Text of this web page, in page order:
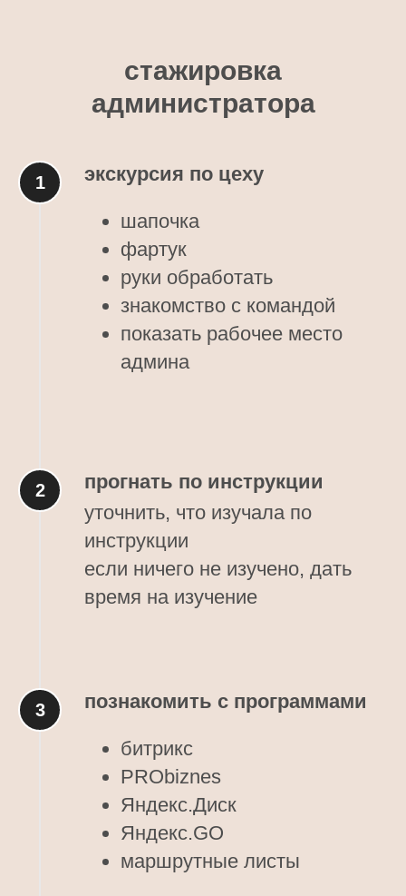
стажировка
администратора
экскурсия по цеху
шапочка
фартук
руки обработать
знакомство с командой
показать рабочее место
админа
прогнать по инструкции
уточнить, что изучала по
инструкции
если ничего не изучено, дать
время на изучение
познакомить с программами
битрикс
PRObiznes
Яндекс.Диск
Яндекс.GO
маршрутные листы